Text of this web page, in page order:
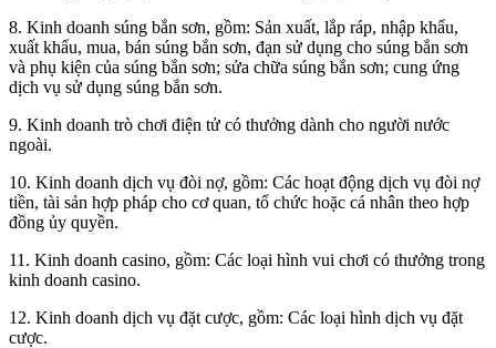
8. Kinh doanh súng bắn sơn, gồm: Sản xuất, lắp ráp, nhập khẩu,
xuất khẩu, mua, bán súng bắn sơn, đạn sử dụng cho súng bắn sơn
và phụ kiện của súng bắn sơn; sửa chữa súng bắn sơn; cung ứng
dịch vụ sử dụng súng bắn sơn.
9. Kinh doanh trò chơi điện tử có thưởng dành cho người nước
ngoài.
10. Kinh doanh dịch vụ đòi nợ, gồm: Các hoạt động dịch vụ đòi nợ
tiền, tài sản hợp pháp cho cơ quan, tổ chức hoặc cá nhân theo hợp
đồng ủy quyền.
11. Kinh doanh casino, gồm: Các loại hình vui chơi có thưởng trong
kinh doanh casino.
12. Kinh doanh dịch vụ đặt cược, gồm: Các loại hình dịch vụ đặt
cược.